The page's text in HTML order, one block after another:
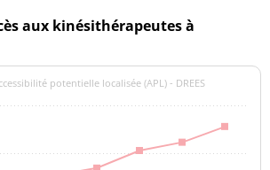
aux kinésithérapeutes à
potentielle localisée (APL) - DREES